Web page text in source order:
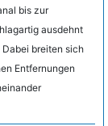
bis zur
ausdehnt
breiten sich
Entfernungen